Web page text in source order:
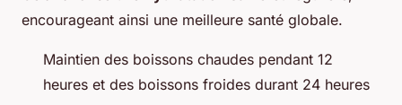
encourageant ainsi une meilleure santé globale.
Maintien des boissons chaudes pendant 12
heures et des boissons froides durant 24 heures